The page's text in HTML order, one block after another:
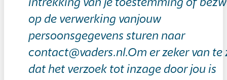
intrekking van je toestemming of
op de verwerking vanjouw
persoonsgegevens sturen naar
contact@vaders.nl.Om er zeker van te
dat het verzoek tot inzage door jou is